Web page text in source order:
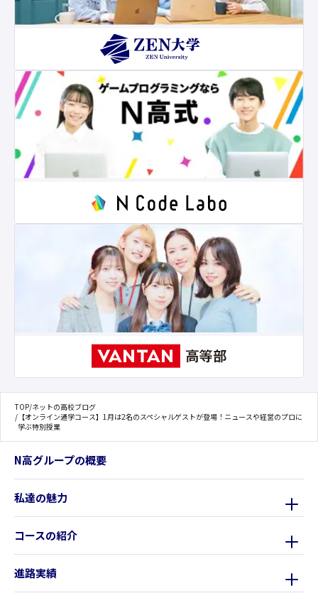
TOP/ネットの高校ブログ
/ 【オンライン通学コース】1月は2名のスペシャルゲストが登場！ニュースや経営のプロに
学ぶ特別授業
N高グループの概要
私達の魅力
コースの紹介
進路実績